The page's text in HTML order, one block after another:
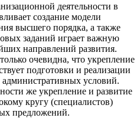
деятельности в
создание модели
высшего порядка, а также
заданий играет важную
направлений развития.
очевидна, что укрепление
подготовки и реализации
условий.
же укрепление и развитие
кругу (специалистов)
предложений.